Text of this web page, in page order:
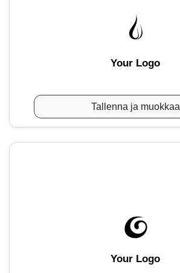
Your Logo
Tallenna ja muokkaa
Your Logo